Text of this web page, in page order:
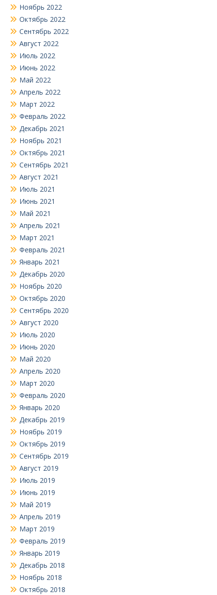
Ноябрь 2022
Октябрь 2022
Сентябрь 2022
Август 2022
Июль 2022
Июнь 2022
Май 2022
Апрель 2022
Март 2022
Февраль 2022
Декабрь 2021
Ноябрь 2021
Октябрь 2021
Сентябрь 2021
Август 2021
Июль 2021
Июнь 2021
Май 2021
Апрель 2021
Март 2021
Февраль 2021
Январь 2021
Декабрь 2020
Ноябрь 2020
Октябрь 2020
Сентябрь 2020
Август 2020
Июль 2020
Июнь 2020
Май 2020
Апрель 2020
Март 2020
Февраль 2020
Январь 2020
Декабрь 2019
Ноябрь 2019
Октябрь 2019
Сентябрь 2019
Август 2019
Июль 2019
Июнь 2019
Май 2019
Апрель 2019
Март 2019
Февраль 2019
Январь 2019
Декабрь 2018
Ноябрь 2018
Октябрь 2018